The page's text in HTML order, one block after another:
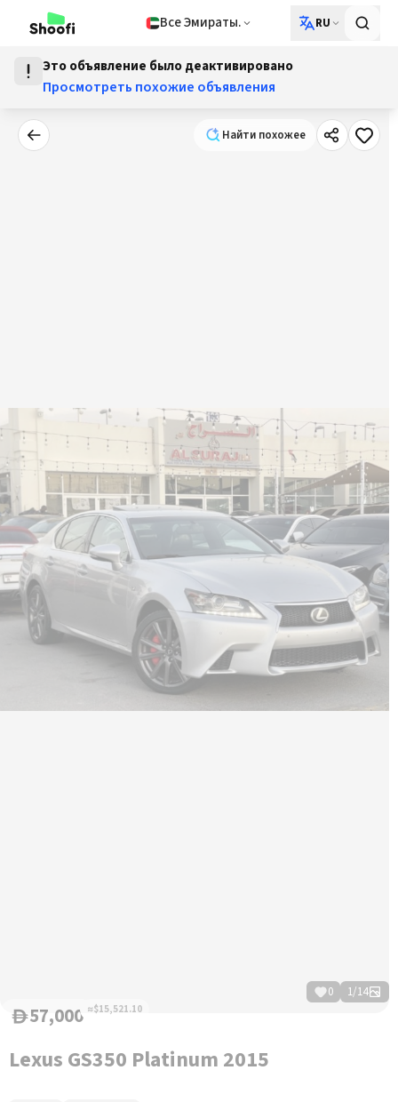
Все Эмираты. RU
Это объявление было деактивировано
Просмотреть похожие объявления
Найти похожееНайти похожее
0 1/14
D57,000 ≈$15,521.10
Lexus GS350 Platinum 2015